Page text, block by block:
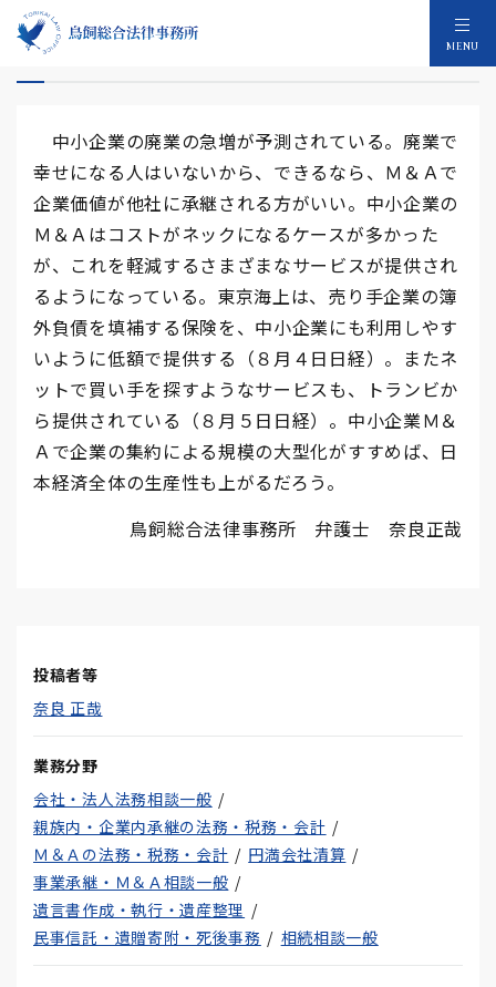
MENU
中小企業Ｍ＆Ａの後押し
中小企業の廃業の急増が予測されている。廃業で
幸せになる人はいないから、できるなら、Ｍ＆Ａで
企業価値が他社に承継される方がいい。中小企業の
Ｍ＆Ａはコストがネックになるケースが多かった
が、これを軽減するさまざまなサービスが提供され
るようになっている。東京海上は、売り手企業の簿
外負債を填補する保険を、中小企業にも利用しやす
いように低額で提供する（８月４日日経）。またネ
ットで買い手を探すようなサービスも、トランビか
ら提供されている（８月５日日経）。中小企業Ｍ＆
Ａで企業の集約による規模の大型化がすすめば、日
本経済全体の生産性も上がるだろう。
鳥飼総合法律事務所 弁護士 奈良正哉
投稿者等
奈良 正哉
業務分野
会社・法人法務相談一般
親族内・企業内承継の法務・税務・会計
Ｍ＆Ａの法務・税務・会計
円満会社清算
事業承継・Ｍ＆Ａ相談一般
遺言書作成・執行・遺産整理
民事信託・遺贈寄附・死後事務
相続相談一般